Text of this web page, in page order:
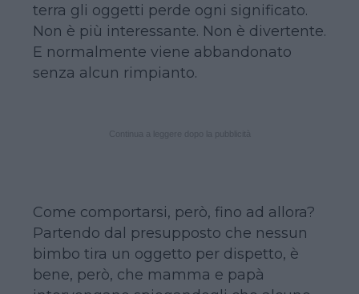
terra gli oggetti perde ogni significato.
Non è più interessante. Non è divertente.
E normalmente viene abbandonato
senza alcun rimpianto.
Come comportarsi, però, fino ad allora?
Partendo dal presupposto che nessun
bimbo tira un oggetto per dispetto, è
bene, però, che mamma e papà